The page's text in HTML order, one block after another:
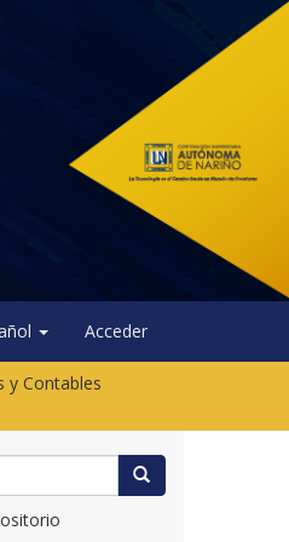
Acceder
y Contables